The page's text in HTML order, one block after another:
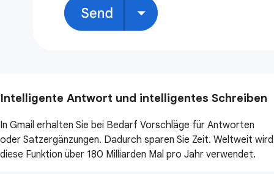
Intelligente Antwort und intelligentes Schreiben
In Gmail erhalten Sie bei Bedarf Vorschläge für Antworten
oder Satzergänzungen. Dadurch sparen Sie Zeit. Weltweit wird
diese Funktion über 180 Milliarden Mal pro Jahr verwendet.